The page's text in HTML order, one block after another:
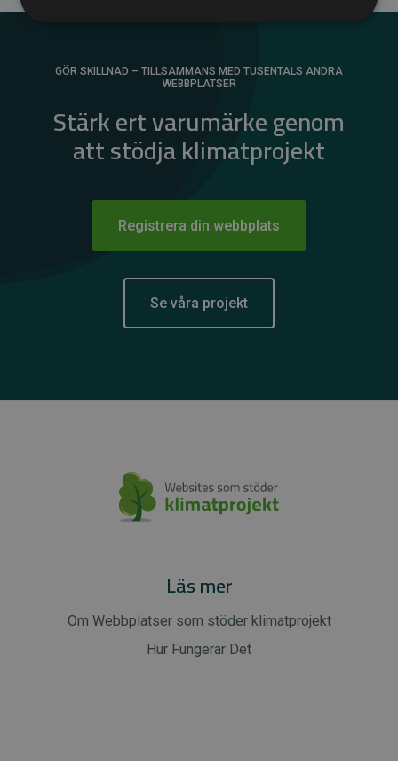
GÖR SKILLNAD – TILLSAMMANS MED TUSENTALS ANDRA
WEBBPLATSER
Stärk ert varumärke genom
att stödja klimatprojekt
Registrera din webbplats
Se våra projekt
Läs mer
Om Webbplatser som stöder klimatprojekt
Hur Fungerar Det